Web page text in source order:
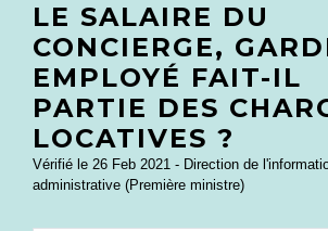
LE SALAIRE DU
CONCIERGE,
EMPLOYÉ FAIT-IL
PARTIE DES
LOCATIVES ?
Vérifié le 26 Feb 2021 - Direction de
administrative (Première ministre)